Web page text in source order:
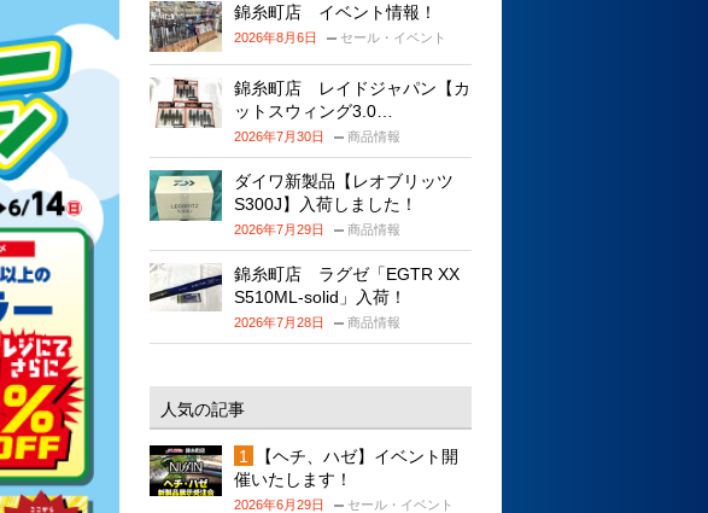
錦糸町店 イベント情報！
2026年8月6日 セール・イベント
錦糸町店 レイドジャパン【カ
ットスウィング3.0…
2026年7月30日 商品情報
ダイワ新製品【レオブリッツ
S300J】入荷しました！
2026年7月29日 商品情報
錦糸町店 ラグゼ「EGTR XX
S510ML-solid」入荷！
2026年7月28日 商品情報
人気の記事
【ヘチ、ハゼ】イベント開
催いたします！
2026年6月29日 セール・イベント